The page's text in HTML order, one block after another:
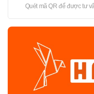
Quét mã QR để được tư